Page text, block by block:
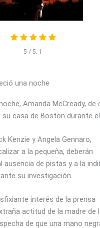
5 / 5. 1
una noche
Amanda McCready, de
casa de Boston durante el
Kenzie y Angela Gennaro,
a la pequeña, deberán
de pistas y a la
su investigación.
interés de la prensa
actitud de la madre de
de que una mano